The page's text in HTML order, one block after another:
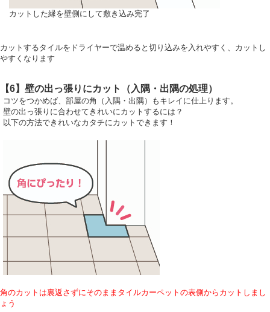
カットした縁を壁側にして敷き込み完了
カットするタイルをドライヤーで温めると切り込みを入れやすく、カットし
やすくなります
【6】壁の出っ張りにカット（入隅・出隅の処理）
コツをつかめば、部屋の角（入隅・出隅）もキレイに仕上ります。
壁の出っ張りに合わせてきれいにカットするには？
以下の方法できれいなカタチにカットできます！
角のカットは裏返さずにそのままタイルカーペットの表側からカットしまし
ょう